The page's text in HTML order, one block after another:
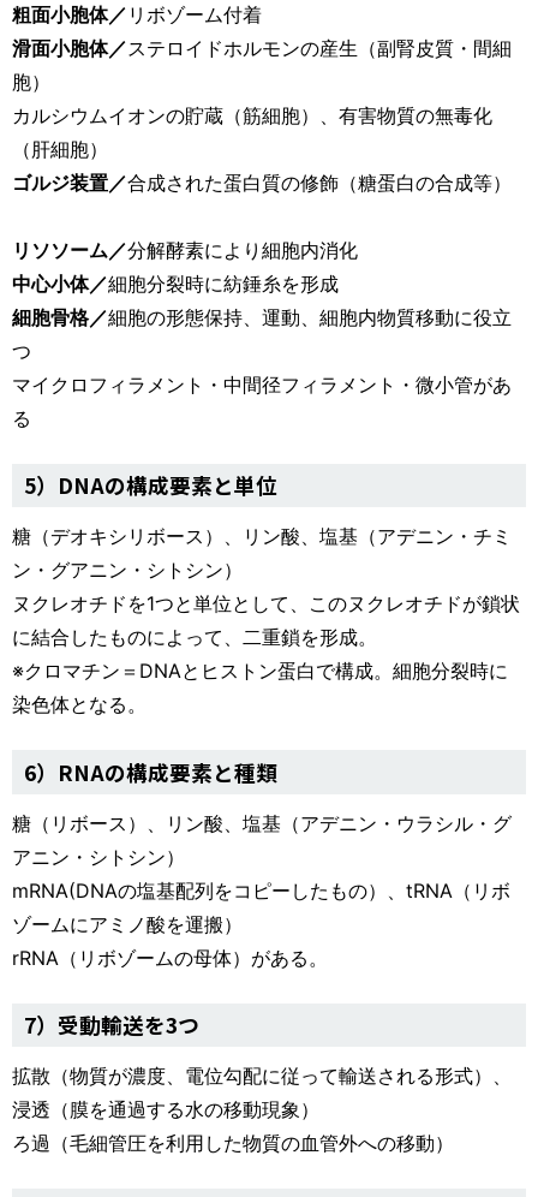
粗面小胞体／ リボゾーム付着
滑面小胞体／ステロイドホルモンの産生（副腎皮質・間細
胞）
カルシウムイオンの貯蔵（筋細胞）、有害物質の無毒化
（肝細胞）
ゴルジ装置／合成された蛋白質の修飾（糖蛋白の合成等）
リソソーム／分解酵素により細胞内消化
中心小体／細胞分裂時に紡錘糸を形成
細胞骨格／細胞の形態保持、運動、細胞内物質移動に役立
つ
マイクロフィラメント・中間径フィラメント・微小管があ
る
5）DNAの構成要素と単位
糖（デオキシリボース）、リン酸、塩基（アデニン・チミ
ン・グアニン・シトシン）
ヌクレオチドを1つと単位として、このヌクレオチドが鎖状
に結合したものによって、二重鎖を形成。
※クロマチン＝DNAとヒストン蛋白で構成。細胞分裂時に
染色体となる。
6）RNAの構成要素と種類
糖（リボース）、リン酸、塩基（アデニン・ウラシル・グ
アニン・シトシン）
mRNA(DNAの塩基配列をコピーしたもの）、tRNA（リボ
ゾームにアミノ酸を運搬）
rRNA（リボゾームの母体）がある。
7）受動輸送を3つ
拡散（物質が濃度、電位勾配に従って輸送される形式）、
浸透（膜を通過する水の移動現象）
ろ過（毛細管圧を利用した物質の血管外への移動）